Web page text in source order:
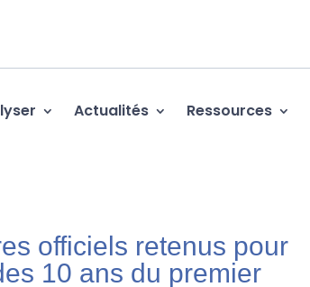
Actualités Ressources
officiels retenus pour
10 ans du premier